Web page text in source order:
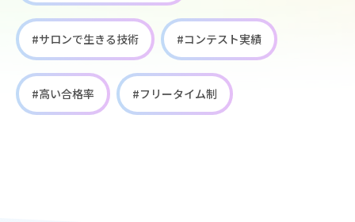
#サロンで生きる技術 #コンテスト実績
#高い合格率 #フリータイム制